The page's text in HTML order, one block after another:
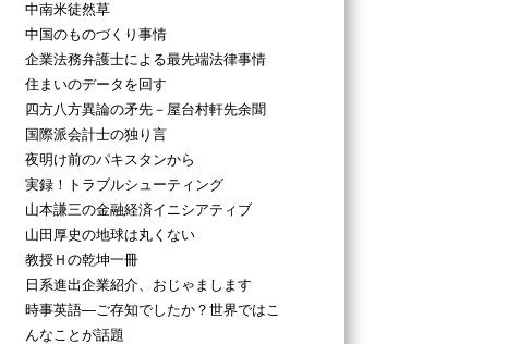
中南米徒然草
中国のものづくり事情
企業法務弁護士による最先端法律事情
住まいのデータを回す
四方八方異論の矛先－屋台村軒先余聞
国際派会計士の独り言
夜明け前のパキスタンから
実録！トラブルシューティング
山本謙三の金融経済イニシアティブ
山田厚史の地球は丸くない
教授Ｈの乾坤一冊
日系進出企業紹介、おじゃまします
時事英語―ご存知でしたか？世界ではこ
んなことが話題